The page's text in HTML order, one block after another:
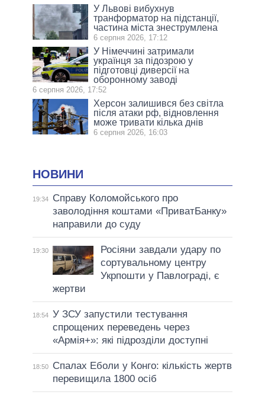
У Львові вибухнув
транформатор на підстанції,
частина міста знеструмлена
6 серпня 2026, 17:12
У Німеччині затримали
українця за підозрою у
підготовці диверсії на
оборонному заводі
6 серпня 2026, 17:52
Херсон залишився без світла
після атаки рф, відновлення
може тривати кілька днів
6 серпня 2026, 16:03
НОВИНИ
19:34
Справу Коломойського про
заволодіння коштами «ПриватБанку»
направили до суду
19:30
Росіяни завдали удару по
сортувальному центру
Укрпошти у Павлограді, є
жертви
18:54 У ЗСУ запустили тестування
спрощених переведень через
«Армія+»: які підрозділи доступні
18:50
Спалах Еболи у Конго: кількість жертв
перевищила 1800 осіб